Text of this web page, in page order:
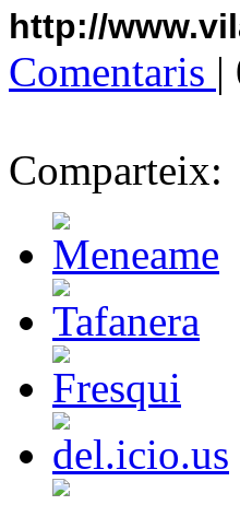
http://
Comentaris |
Comparteix: